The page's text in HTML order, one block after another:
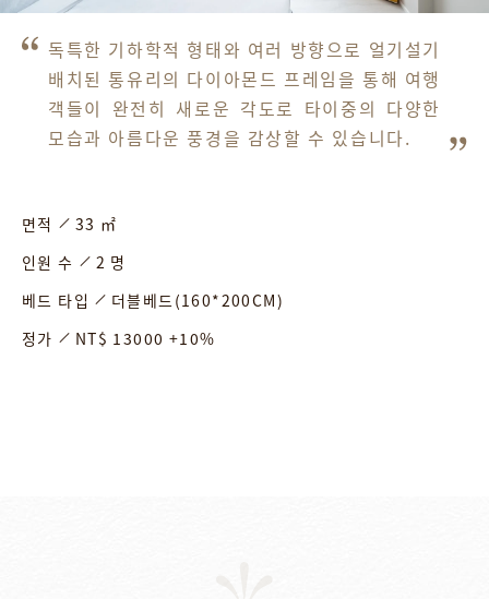
독특한 기하학적 형태와 여러 방향으로 얼기설기
배치된 통유리의 다이아몬드 프레임을 통해 여행
객들이 완전히 새로운 각도로 타이중의 다양한
모습과 아름다운 풍경을 감상할 수 있습니다.
면적
33 ㎡
인원 수
2 명
베드 타입
더블베드(160*200CM)
정가
NT$ 13000 +10%